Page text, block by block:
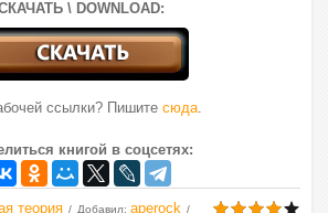
\ DOWNLOAD:
ссылки? Пишите сюда.
книгой в соцсетях:
теория Добавил: aperock